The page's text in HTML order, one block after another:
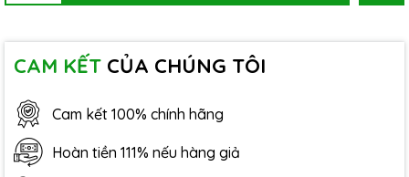
CAM KẾT CỦA CHÚNG TÔI
Cam kết 100% chính hãng
Hoàn tiền 111% nếu hàng giả